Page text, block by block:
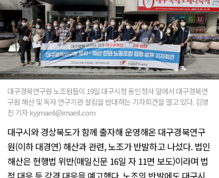
대구경북연구원 노조원들이 19일 대구시청 동인청사 앞에서 대구경북연
구원 해산 및 독자 연구기관 설립을 반대하는 기자회견을 열고 있다. 김영
진 기자 kyjmaeil@imaeil.com
대구시와 경상북도가 함께 출자해 운영해온 대구경북연구
원(이하 대경연) 해산과 관련, 노조가 반발하고 나섰다. 법인
해산은 현행법 위반(매일신문 16일 자 11면 보도)이라며 법
적 대응 등 강경 대응을 예고했다. 노조의 반발에도 대구시